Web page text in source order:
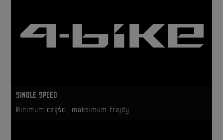
SINGLE SPEED
Minimum części, maksimum frajdy